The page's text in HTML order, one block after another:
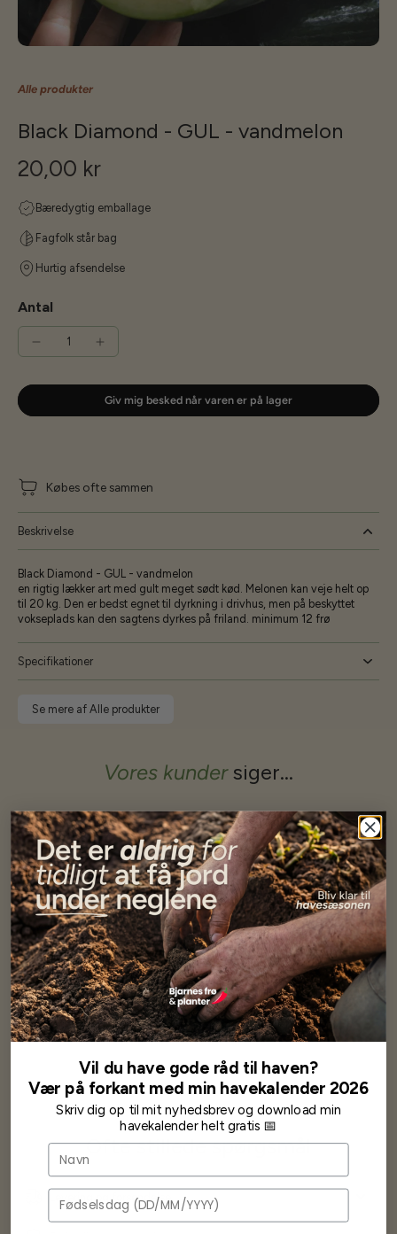
Alle produkter
Black Diamond - GUL - vandmelon
20,00 kr
Bæredygtig emballage
Fagfolk står bag
Hurtig afsendelse
Antal
Giv mig besked når varen er på lager
Købes ofte sammen
Beskrivelse
Black Diamond - GUL - vandmelon
en rigtig lækker art med gult meget sødt kød. Melonen kan veje helt op
til 20 kg. Den er bedst egnet til dyrkning i drivhus, men på beskyttet
vokseplads kan den sagtens dyrkes på friland. minimum 12 frø
Specifikationer
Se mere af Alle produkter
Vores kundersiger...
Har altid kun mødt god vejledning og hjælp fra Barney (Bjarne)
Har lige i går modtaget de fineste asparges kroner med posten
wauw en god kvalitet og størrelse.
Som skrevet før når jeg har skrevet med Bjarne har jeg altid mødt
venlighed og god service.
Jeg vil klart anbefale andre at købe her fra
Karsten Larsen
Ofte stillede spørgsmål
Levering og forsendelse
Vil du have gode råd til haven?
Vær på forkant med min havekalender 2026
Skriv dig op til mit nyhedsbrev og download min
havekalender helt gratis 📅
Navn
Fødselsdag